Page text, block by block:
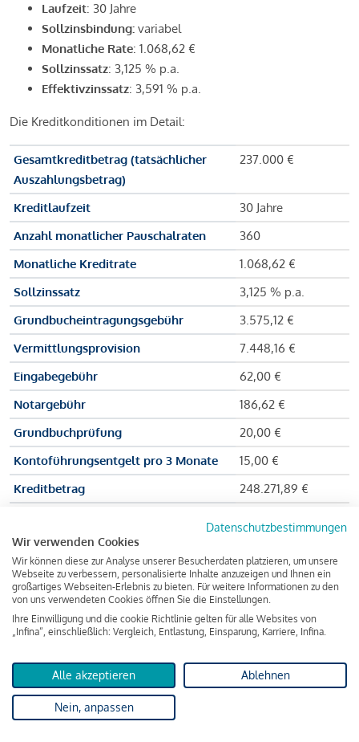
Laufzeit: 30 Jahre
Sollzinsbindung: variabel
Monatliche Rate: 1.068,62 €
Sollzinssatz: 3,125 % p.a.
Effektivzinssatz: 3,591 % p.a.
Die Kreditkonditionen im Detail:
Gesamtkreditbetrag (tatsächlicher
Auszahlungsbetrag)
237.000 €
Kreditlaufzeit
30 Jahre
Anzahl monatlicher Pauschalraten
360
Monatliche Kreditrate
1.068,62 €
Sollzinssatz
3,125 % p.a.
Grundbucheintragungsgebühr
3.575,12 €
Vermittlungsprovision
7.448,16 €
Eingabegebühr
62,00 €
Notargebühr
186,62 €
Grundbuchprüfung
20,00 €
Kontoführungsentgelt pro 3 Monate
15,00 €
Kreditbetrag
248.271,89 €
Zu zahlender Gesamtbetrag
Kreditvermittler
INFINA Credit
Broker GmbH
von 237.000 Euro ausgezahlt, um die Wohnung zu kaufen.
Darüber hinaus fallen aber noch einige Gebühren an (z. B. die
Grundbucheintragungsgebühr), sodass die Bank den
Datenschutzbestimmungen
Wir verwenden Cookies
Wir können diese zur Analyse unserer Besucherdaten platzieren, um unsere
Webseite zu verbessern, personalisierte Inhalte anzuzeigen und Ihnen ein
großartiges Webseiten-Erlebnis zu bieten. Für weitere Informationen zu den
von uns verwendeten Cookies öffnen Sie die Einstellungen.
Ihre Einwilligung und die cookie Richtlinie gelten für alle Websites von
„Infina“, einschließlich: Vergleich, Entlastung, Einsparung, Karriere, Infina.
Alle akzeptieren Ablehnen
Nein, anpassen